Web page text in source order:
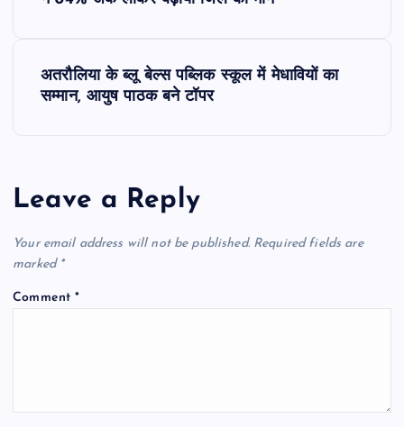
a
v
i
अतरौलिया के ब्लू बेल्स पब्लिक स्कूल में मेधावियों का
सम्मान, आयुष पाठक बने टॉपर
Leave a Reply
Your email address will not be published. Required fields are
marked *
Comment*